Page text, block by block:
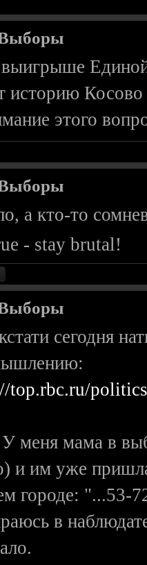
Единой
историю
этого
а кто-то
- stay brutal!
сегодня
top.rbc.ru/
У меня мама в
и им уже пришла
городе: "...53-
в